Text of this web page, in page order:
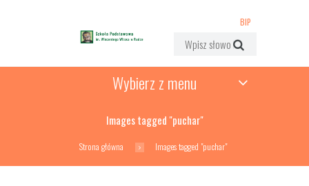
BIP
Wybierz z menu
Images tagged "puchar"
Strona główna Images tagged "puchar"